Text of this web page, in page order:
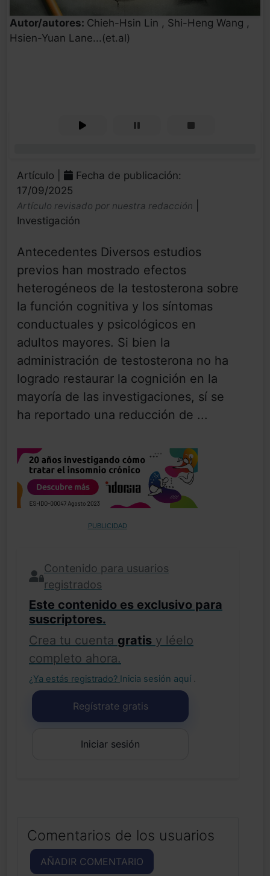
Autor/autores: Chieh-Hsin Lin , Shi-Heng Wang ,
Hsien-Yuan Lane...(et.al)
Artículo |
Fecha de publicación:
17/09/2025
Artículo revisado por nuestra redacción
Investigación
Antecedentes Diversos estudios
previos han mostrado efectos
heterogéneos de la testosterona sobre
la función cognitiva y los síntomas
conductuales y psicológicos en
adultos mayores. Si bien la
administración de testosterona no ha
logrado restaurar la cognición en la
mayoría de las investigaciones, sí se
ha reportado una reducción de ...
PUBLICIDAD
Contenido para usuarios
registrados
Este contenido es exclusivo para
suscriptores.
Crea tu cuenta gratis y léelo
completo ahora.
¿Ya estás registrado? Inicia sesión aquí .
Regístrate gratis
Iniciar sesión
Comentarios de los usuarios
AÑADIR COMENTARIO